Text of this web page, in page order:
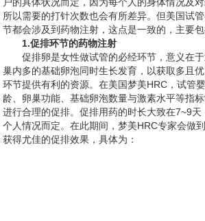
所以需要的打针次数也会有所差异。但美国试
节都会涉及到药物注射，这点是一致的，主要包
1.促排环节的药物注射
促排卵是女性做试管的必经环节，意义在
巢内多的基础卵泡同时生长发育，以获取多且
环节提供有利的资源。在美国梦美HRC，试管
龄、卵巢功能、基础卵泡数量与激素水平等指
进行合理的促排。促排用药的时长大致在7~9
个人情况而定。在此期间，梦美HRC专家会做
获得尤佳的促排效果，具体为：